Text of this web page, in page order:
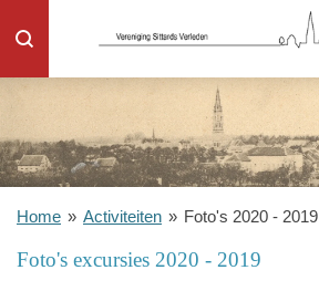
direct
naar
Home » Activiteiten » Foto's 2020 - 2019
Foto's excursies 2020 - 2019